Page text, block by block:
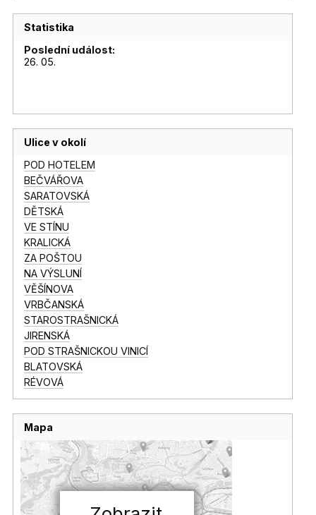
Statistika
Poslední událost:
26. 05.
Ulice v okolí
POD HOTELEM
BEČVÁŘOVA
SARATOVSKÁ
DĚTSKÁ
VE STÍNU
KRALICKÁ
ZA POŠTOU
NA VÝSLUNÍ
VĚŠÍNOVA
VRBČANSKÁ
STAROSTRAŠNICKÁ
JIRENSKÁ
POD STRAŠNICKOU VINICÍ
BLATOVSKÁ
RÉVOVÁ
Mapa